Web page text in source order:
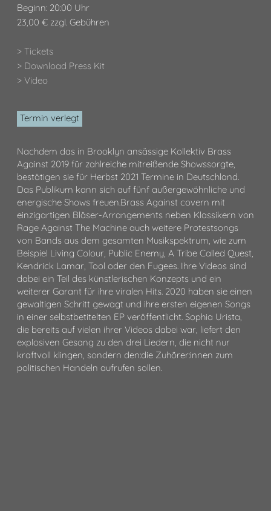
Beginn: 20:00 Uhr
23,00 € zzgl. Gebühren
> Tickets
> Download Press Kit
> Video
Termin verlegt
Nachdem das in Brooklyn ansässige Kollektiv Brass
Against 2019 für zahlreiche mitreißende Showssorgte,
bestätigen sie für Herbst 2021 Termine in Deutschland.
Das Publikum kann sich auf fünf außergewöhnliche und
energische Shows freuen.Brass Against covern mit
einzigartigen Bläser-Arrangements neben Klassikern von
Rage Against The Machine auch weitere Protestsongs
von Bands aus dem gesamten Musikspektrum, wie zum
Beispiel Living Colour, Public Enemy, A Tribe Called Quest,
Kendrick Lamar, Tool oder den Fugees. Ihre Videos sind
dabei ein Teil des künstlerischen Konzepts und ein
weiterer Garant für ihre viralen Hits. 2020 haben sie einen
gewaltigen Schritt gewagt und ihre ersten eigenen Songs
in einer selbstbetitelten EP veröffentlicht. Sophia Urista,
die bereits auf vielen ihrer Videos dabei war, liefert den
explosiven Gesang zu den drei Liedern, die nicht nur
kraftvoll klingen, sondern den:die Zuhörer:innen zum
politischen Handeln aufrufen sollen.